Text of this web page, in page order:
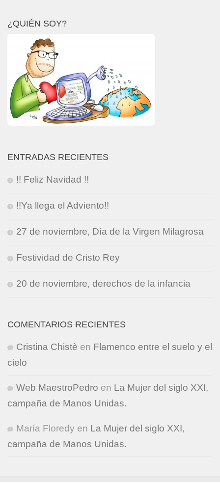
¿QUIÉN SOY?
ENTRADAS RECIENTES
!! Feliz Navidad !!
!!Ya llega el Adviento!!
27 de noviembre, Día de la Virgen Milagrosa
Festividad de Cristo Rey
20 de noviembre, derechos de la infancia
COMENTARIOS RECIENTES
Cristina Chistè en Flamenco entre el suelo y el
cielo
Web MaestroPedro en La Mujer del siglo XXI,
campaña de Manos Unidas.
María Floredy en La Mujer del siglo XXI,
campaña de Manos Unidas.